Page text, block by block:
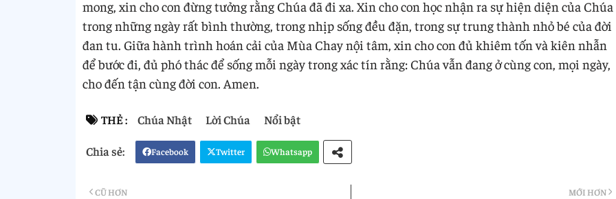
mong, xin cho con đừng tưởng rằng Chúa đã đi xa. Xin cho con học nhận ra sự hiện diện của Chúa
trong những ngày rất bình thường, trong nhịp sống đều đặn, trong sự trung thành nhỏ bé của đời
đan tu. Giữa hành trình hoán cải của Mùa Chay nội tâm, xin cho con đủ khiêm tốn và kiên nhẫn
để bước đi, đủ phó thác để sống mỗi ngày trong xác tín rằng: Chúa vẫn đang ở cùng con, mọi ngày,
cho đến tận cùng đời con. Amen.
THẺ : Chúa Nhật Lời Chúa Nổi bật
Facebook Twitter Whatsapp
MỚI HƠN
CŨ HƠN